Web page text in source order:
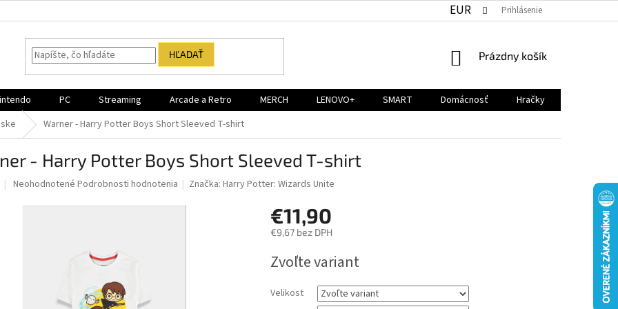
EUR Prihlásenie
HĽADAŤ
NÁKUPNÝ
Prázdny košík
PC Streaming Arcade a Retro MERCH LENOVO+ SMART Domácnosť
Hračky
Warner - Harry Potter Boys Short Sleeved T-shirt
- Harry Potter Boys Short Sleeved T-shirt
Priemerné
Neohodnotené Podrobnosti hodnotenia Značka:Harry Potter: Wizards Unite
€11,90
€9,67 bez DPH
cena:
Zvoľte variant
Velikost